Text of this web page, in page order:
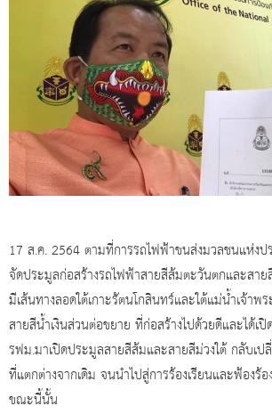
17 ส.ค. 2564 ตามที่การรถไฟฟ้าขนส่งมวลชนแห่งป
จัดประมูลก่อสร้างรถไฟฟ้าสายสีส้มตะวันตกและสา
มีเส้นทางลอดใต้เกาะรัตนโกสินทร์และใต้แม่น้ำเจ้าพ
สายสีน้ำเงินส่วนต่อขยาย ที่ก่อสร้างไปด้วยดีและได้เปิ
รฟม.มาเปิดประมูลสายสีส้มและสายสีม่วงใต้ กลับเ
ที่แตกต่างจากเดิม จนนำไปสู่การร้องเรียนและฟ้องร้
ขณะนี้นั้น